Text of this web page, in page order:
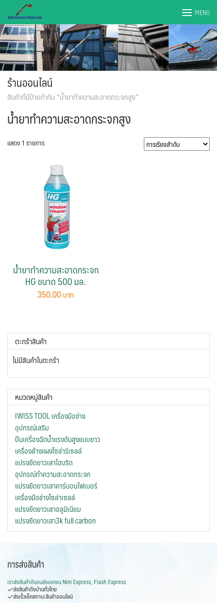
content
MENU
ร้านออนไลน์
สินค้าที่มีป้ายกำกับ “น้ำยาทำความสะอาดกระจกสูง”
น้ำยาทำความสะอาดกระจกสูง
แสดง 1 รายการ
น้ำยาทำความสะอาดกระจก
HG ขนาด 500 มล.
350.00
ตะกร้าสินค้า
ไม่มีสินค้าในตะกร้า
หมวดหมู่สินค้า
IWISS TOOL เครื่องมือช่าง
อุปกรณ์เสริม
ปืนเครื่องฉีดน้ำแรงดันสูงแบบยาว
เครื่องล้างแผงโซล่าร์เซลล์
แปรงยืดยาวเสาไฮบริด
อุปกรณ์ทำความสะอาดกระจก
แปรงยืดยาวเสาคาร์บอนไฟเบอร์
เครื่องมือช่างโซล่าเซลล์
แปรงยืดยาวเสาอลูมิเนียม
แปรงยืดยาวเสา3k full carbon
การส่งสินค้า
เราส่งสินค้ากับขนส่งเอกชน Nim Express, Flash Express
ส่งสินค้าถึงบ้านทั่วไทย
ส่งเร็วเช็คสถานะสินค้าออนไลน์